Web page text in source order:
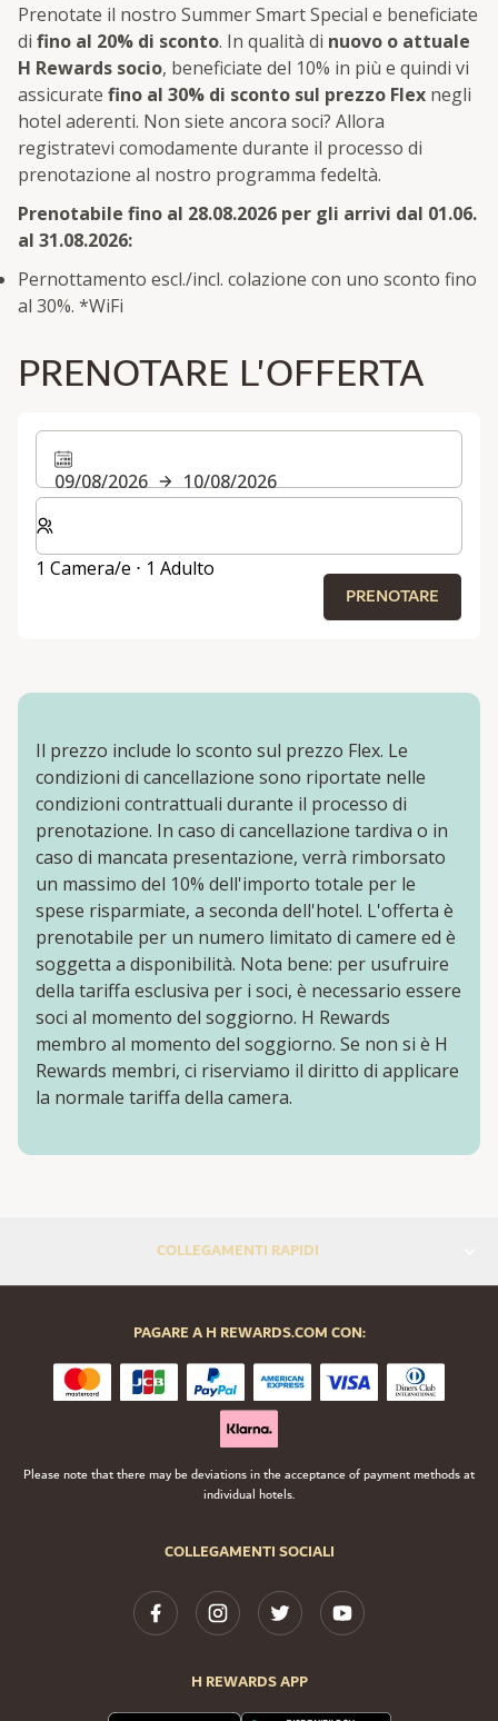
Prenotate il nostro Summer Smart Special e beneficiate
di fino al 20% di sconto. In qualità di nuovo o attuale
H Rewards socio, beneficiate del 10% in più e quindi vi
assicurate fino al 30% di sconto sul prezzo Flex negli
hotel aderenti. Non siete ancora soci? Allora
registratevi comodamente durante il processo di
prenotazione al nostro programma fedeltà.
Prenotabile fino al 28.08.2026 per gli arrivi dal 01.06.
al 31.08.2026:
Pernottamento escl./incl. colazione con uno sconto fino
al 30%. *WiFi
PRENOTARE L'OFFERTA
09/08/2026
10/08/2026
Selezionare il numero di camere e di ospiti per il
1 Camera/e ⋅ 1 Adulto
PRENOTARE
Il prezzo include lo sconto sul prezzo Flex. Le
condizioni di cancellazione sono riportate nelle
condizioni contrattuali durante il processo di
prenotazione. In caso di cancellazione tardiva o in
caso di mancata presentazione, verrà rimborsato
un massimo del 10% dell'importo totale per le
spese risparmiate, a seconda dell'hotel. L'offerta è
prenotabile per un numero limitato di camere ed è
soggetta a disponibilità. Nota bene: per usufruire
della tariffa esclusiva per i soci, è necessario essere
soci al momento del soggiorno. H Rewards
membro al momento del soggiorno. Se non si è H
Rewards membri, ci riserviamo il diritto di applicare
la normale tariffa della camera.
COLLEGAMENTI RAPIDI
COLLEGAMENTI SOCIALI
H REWARDS APP
PAGARE A H REWARDS.COM CON:
Please note that there may be deviations in the acceptance of payment methods at
individual hotels.